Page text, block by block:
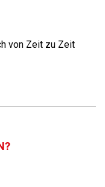
von Zeit zu Zeit